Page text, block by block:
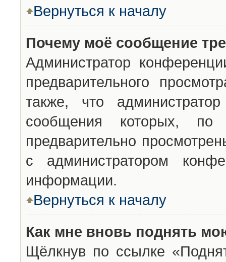
Вернуться к началу
Почему моё сообщение
Администратор
предварительного
также, что
сообщения которых,
предварительно
с администратором
информации.
Вернуться к началу
Как мне вновь поднять
Щёлкнув по ссылке